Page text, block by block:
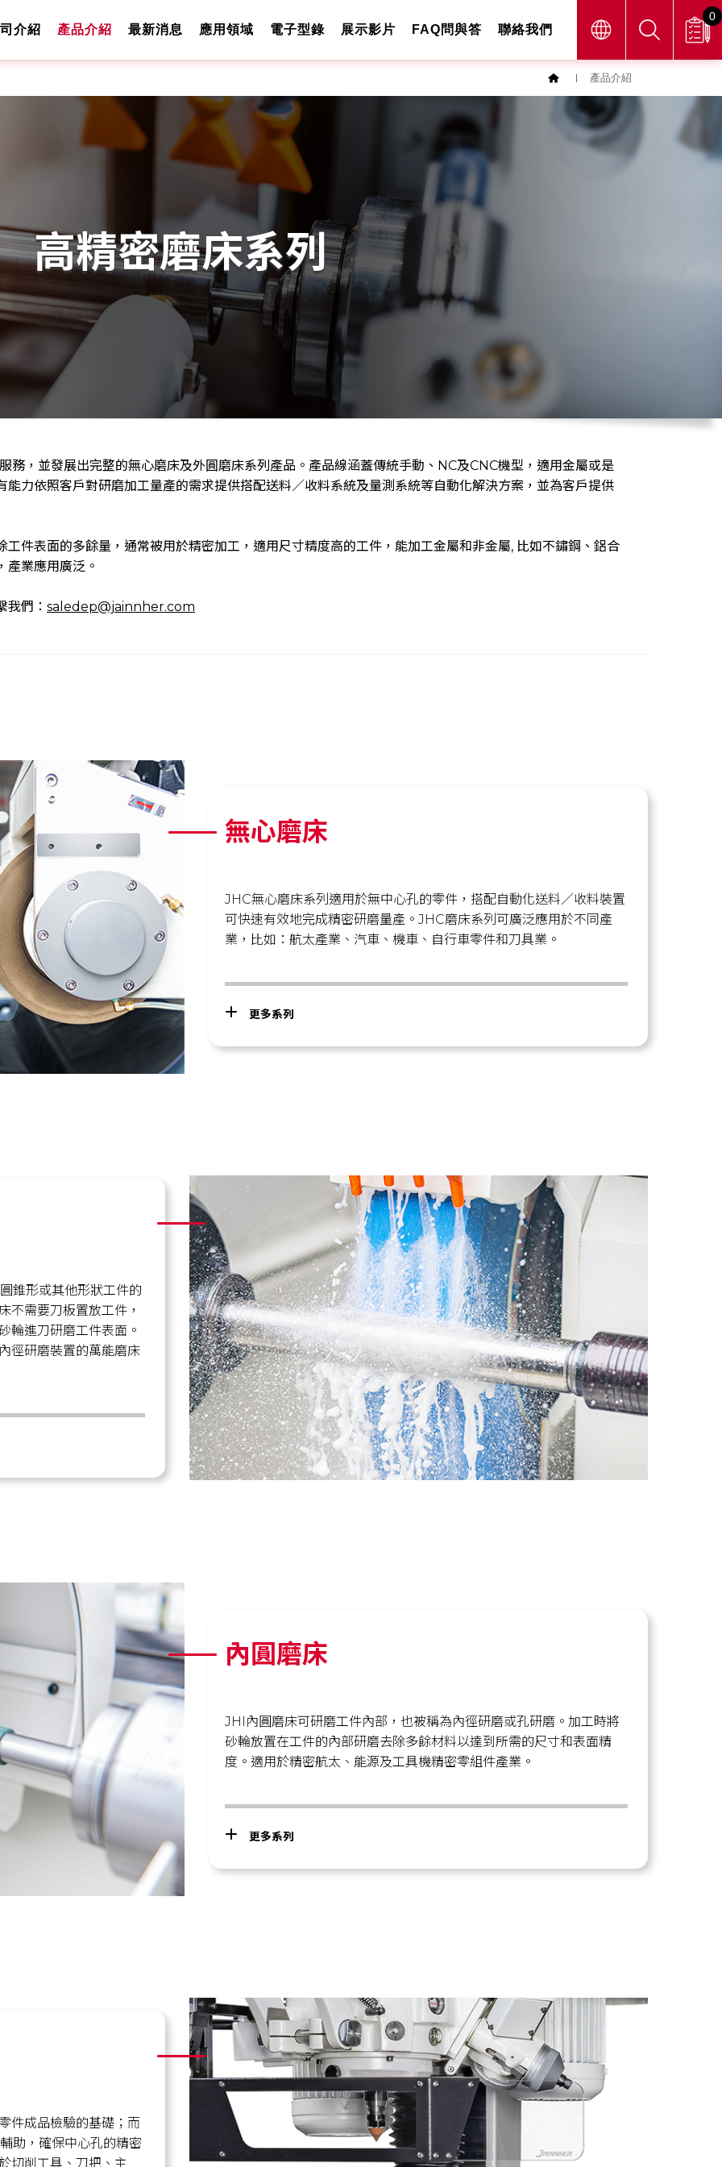
介紹 產品介紹 最新消息 應用領域 電子型錄 展示影片 FAQ問與答 聯絡我們
0
產品介紹
高精密磨床系列
務，並發展出完整的無心磨床及外圓磨床系列產品。產品線涵蓋傳統手動、NC及CNC機型，適用金屬或是
力依照客戶對研磨加工量產的需求提供搭配送料／收料系統及量測系統等自動化解決方案，並為客戶提供
件表面的多餘量，通常被用於精密加工，適用尺寸精度高的工件，能加工金屬和非金屬, 比如不鏽鋼、鋁合
產業應用廣泛。
我們： saledep@jainnher.com
無心磨床
JHC無心磨床系列適用於無中心孔的零件，搭配自動化送料／收料裝置
可快速有效地完成精密研磨量產。JHC磨床系列可廣泛應用於不同產
業，比如：航太產業、汽車、機車、自行車零件和刀具業。
更多系列
錐形或其他形狀工件的
不需要刀板置放工件，
輪進刀研磨工件表面。
徑研磨裝置的萬能磨床
內圓磨床
JHI內圓磨床可研磨工件內部，也被稱為內徑研磨或孔研磨。加工時將
砂輪放置在工件的內部研磨去除多餘材料以達到所需的尺寸和表面精
度。適用於精密航太、能源及工具機精密零組件產業。
更多系列
件成品檢驗的基礎；而
助，確保中心孔的精密
切削工具、刀把、主